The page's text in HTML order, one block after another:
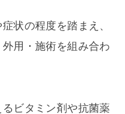
状の程度を踏まえ、
用・施術を組み合わ
ビタミン剤や抗菌薬